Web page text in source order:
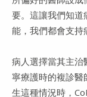
要。這讓我們知道
能，我們都會支持
病人選擇當其主治
寧療護時的複診醫
生這種情況時，